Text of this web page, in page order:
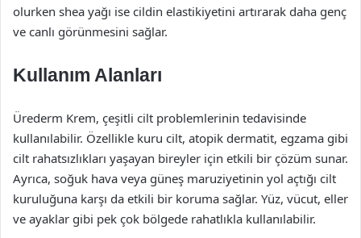
olurken shea yağı ise cildin elastikiyetini artırarak daha genç
ve canlı görünmesini sağlar.
Kullanım Alanları
Ürederm Krem, çeşitli cilt problemlerinin tedavisinde
kullanılabilir. Özellikle kuru cilt, atopik dermatit, egzama gibi
cilt rahatsızlıkları yaşayan bireyler için etkili bir çözüm sunar.
Ayrıca, soğuk hava veya güneş maruziyetinin yol açtığı cilt
kuruluğuna karşı da etkili bir koruma sağlar. Yüz, vücut, eller
ve ayaklar gibi pek çok bölgede rahatlıkla kullanılabilir.